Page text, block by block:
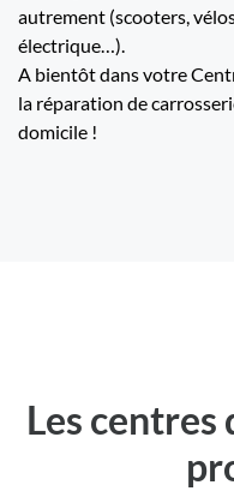
autrement (scooters,
électrique…).
A bientôt dans votre
la réparation de
domicile !
Les centres